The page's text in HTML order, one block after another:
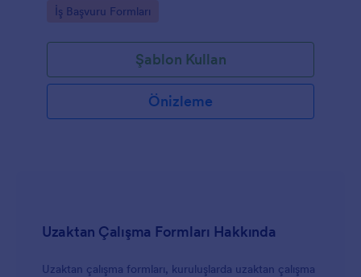
Go to Category:
İş Başvuru Formları
Şablon Kullan
Önizleme
Uzaktan Çalışma Formları Hakkında
Uzaktan çalışma formları, kuruluşlarda uzaktan çalışma